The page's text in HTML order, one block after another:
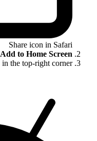
Share icon in Safari
Add to Home Screen
in the top-right corner.